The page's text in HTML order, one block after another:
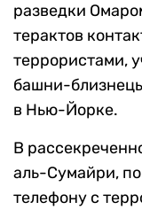
разведки
терактов
террористами,
башни-
в Нью-Йорке.
В
аль-Сумайри,
телефону с